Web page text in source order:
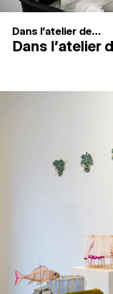
Dans l'atelier de...
Dans l’atelier